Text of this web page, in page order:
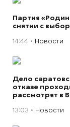
Партия
снятии с
14:44 Новости
Дело
отказе
рассмотрят в
13:03 Новости